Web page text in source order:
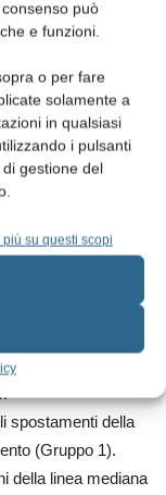
può
e funzioni.
o per fare
solamente a
in qualsiasi
i pulsanti
gestione del
su questi scopi
delle
viene manipolata
spostamenti della
(Gruppo 1).
della linea mediana